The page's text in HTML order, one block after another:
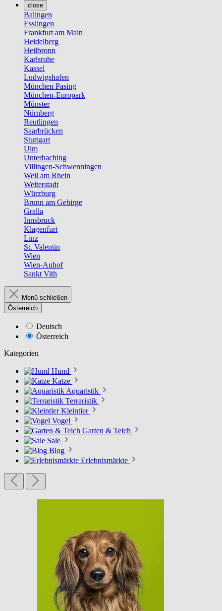
close
Balingen
Esslingen
Frankfurt am Main
Heidelberg
Heilbronn
Karlsruhe
Kassel
Ludwigshafen
München Pasing
München-Europark
Münster
Nürnberg
Reutlingen
Saarbrücken
Stuttgart
Ulm
Unterhaching
Villingen-Schwenningen
Weil am Rhein
Weiterstadt
Würzburg
Brunn am Gebirge
Gralla
Innsbruck
Klagenfurt
Linz
St. Valentin
Wien
Wien-Auhof
Sankt Vith
Menü schließen
Österreich
Deutsch
Österreich
Kategorien
Hund
Katze
Aquaristik
Terraristik
Kleintier
Vogel
Garten & Teich
Sale
Blog
Erlebnismärkte